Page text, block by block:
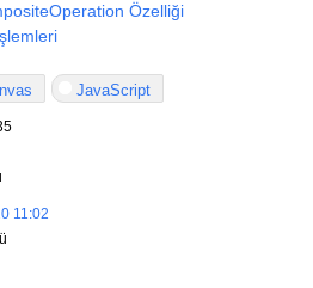
Özelliği
JavaScript
11:02
ü